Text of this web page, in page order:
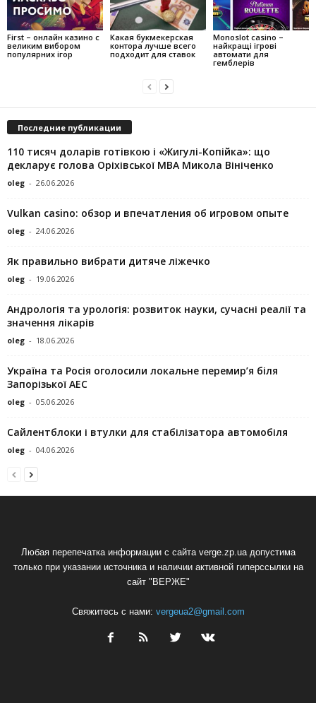
First – онлайн казино с
великим вибором
популярних ігор
Какая букмекерская
контора лучше всего
подходит для ставок
Monoslot casino –
найкращі ігрові
автомати для
гемблерів
Последние публикации
110 тисяч доларів готівкою і «Жигулі-Копійка»: що
декларує голова Оріхівської МВА Микола Вініченко
oleg - 26.06.2026
Vulkan casino: обзор и впечатления об игровом опыте
oleg - 24.06.2026
Як правильно вибрати дитяче ліжечко
oleg - 19.06.2026
Андрологія та урологія: розвиток науки, сучасні реалії та
значення лікарів
oleg - 18.06.2026
Україна та Росія оголосили локальне перемир’я біля
Запорізької АЕС
oleg - 05.06.2026
Сайлентблоки і втулки для стабілізатора автомобіля
oleg - 04.06.2026
Любая перепечатка информации с сайта verge.zp.ua допустима
только при указании источника и наличии активной гиперссылки на
сайт "ВЕРЖЕ"
Свяжитесь с нами: vergeua2@gmail.com